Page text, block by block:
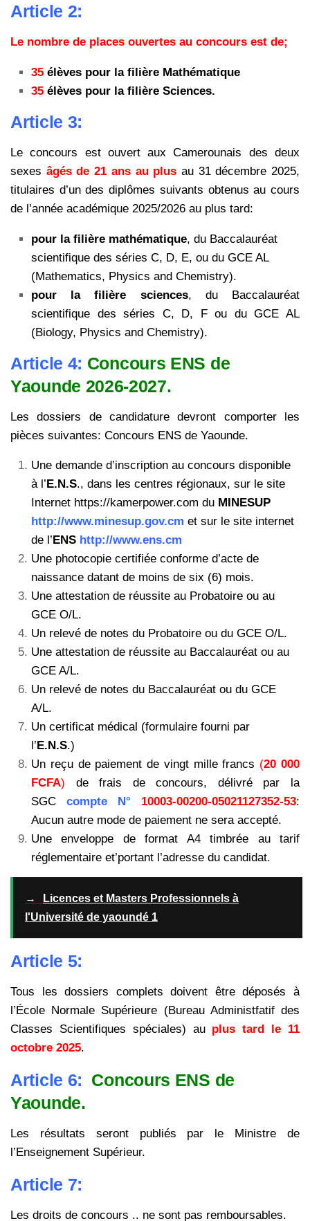
Article 2:
Le nombre de places ouvertes au concours est de;
35 élèves pour la filière Mathématique
35 élèves pour la filière Sciences.
Article 3:
Le concours est ouvert aux Camerounais des deux
sexes âgés de 21 ans au plus au 31 décembre 2025,
titulaires d’un des diplômes suivants obtenus au cours
de l’année académique 2025/2026 au plus tard:
pour la filière mathématique, du Baccalauréat
scientifique des séries C, D, E, ou du GCE AL
(Mathematics, Physics and Chemistry).
pour la filière sciences, du Baccalauréat
scientifique des séries C, D, F ou du GCE AL
(Biology, Physics and Chemistry).
Article 4: Concours ENS de
Yaounde 2026-2027.
Les dossiers de candidature devront comporter les
pièces suivantes: Concours ENS de Yaounde.
Une demande d’inscription au concours disponible
à l’ E.N.S., dans les centres régionaux, sur le site
Internet https://kamerpower.com du MINESUP
http://www.minesup.gov.cm et sur le site internet
de l’ ENS http://www.ens.cm
Une photocopie certifiée conforme d’acte de
naissance datant de moins de six (6) mois.
Une attestation de réussite au Probatoire ou au
GCE O/L.
Un relevé de notes du Probatoire ou du GCE O/L.
Une attestation de réussite au Baccalauréat ou au
GCE A/L.
Un relevé de notes du Baccalauréat ou du GCE
A/L.
Un certificat médical (formulaire fourni par
l’ E.N.S.)
Un reçu de paiement de vingt mille francs (20 000
FCFA) de frais de concours, délivré par
la
SGC compte N° 10003-00200-05021127352-53:
Aucun autre mode de paiement ne sera accepté.
Une enveloppe de format A4 timbrée au tarif
réglementaire et’portant l’adresse du candidat.
→
Licences et Masters Professionnels à
l'Université de yaoundé 1
Article 5:
Tous les dossiers complets doivent être déposés à
l’École Normale Supérieure (Bureau Administfatif des
Classes Scientifiques spéciales) au plus tard le 11
octobre 2025.
Article 6: Concours ENS de
Yaounde.
Les résultats seront publiés par le Ministre de
l’Enseignement Supérieur.
Article 7:
Les droits de concours .. ne sont pas remboursables.